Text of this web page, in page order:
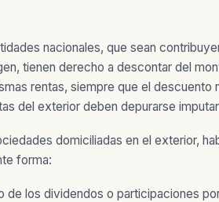
nacionales, que sean
tienen derecho a descontar del
rentas, siempre que el
del exterior deben depurarse
domiciliadas en el exterior,
forma:
los dividendos o participaciones